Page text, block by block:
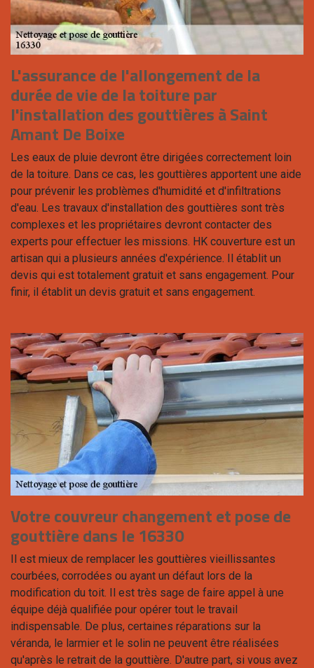
L'assurance de l'allongement de la
durée de vie de la toiture par
l'installation des gouttières à Saint
Amant De Boixe
Les eaux de pluie devront être dirigées correctement loin
de la toiture. Dans ce cas, les gouttières apportent une aide
pour prévenir les problèmes d'humidité et d'infiltrations
d'eau. Les travaux d'installation des gouttières sont très
complexes et les propriétaires devront contacter des
experts pour effectuer les missions. HK couverture est un
artisan qui a plusieurs années d'expérience. Il établit un
devis qui est totalement gratuit et sans engagement. Pour
finir, il établit un devis gratuit et sans engagement.
Votre couvreur changement et pose de
gouttière dans le 16330
Il est mieux de remplacer les gouttières vieillissantes
courbées, corrodées ou ayant un défaut lors de la
modification du toit. Il est très sage de faire appel à une
équipe déjà qualifiée pour opérer tout le travail
indispensable. De plus, certaines réparations sur la
véranda, le larmier et le solin ne peuvent être réalisées
qu'après le retrait de la gouttière. D'autre part, si vous avez